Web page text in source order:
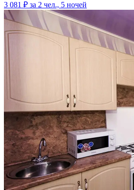
3 081 ₽ за 2 чел., 5 ночей